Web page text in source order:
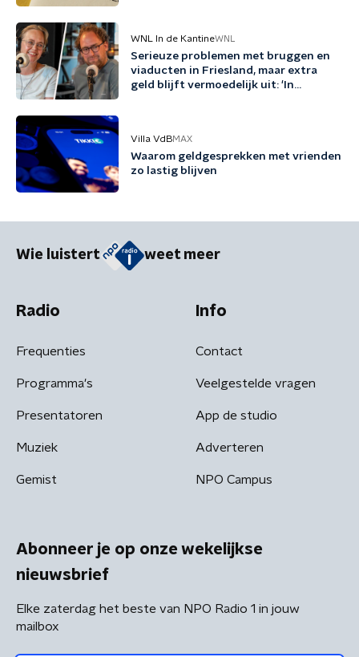
WNL In de KantineWNL
Serieuze problemen met bruggen en
viaducten in Friesland, maar extra
geld blijft vermoedelijk uit: 'In
Villa VdBMAX
Waarom geldgesprekken met vrienden
zo lastig blijven
Wie luistert weet meer
Radio
Frequenties
Programma's
Presentatoren
Muziek
Gemist
Info
Contact
Veelgestelde vragen
App de studio
Adverteren
NPO Campus
Abonneer je op onze wekelijkse
nieuwsbrief
Elke zaterdag het beste van NPO Radio 1 in jouw
mailbox